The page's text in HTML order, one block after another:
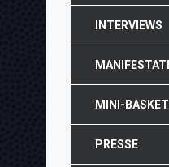
INTERVIEWS
MINI-BASKET
PRESSE